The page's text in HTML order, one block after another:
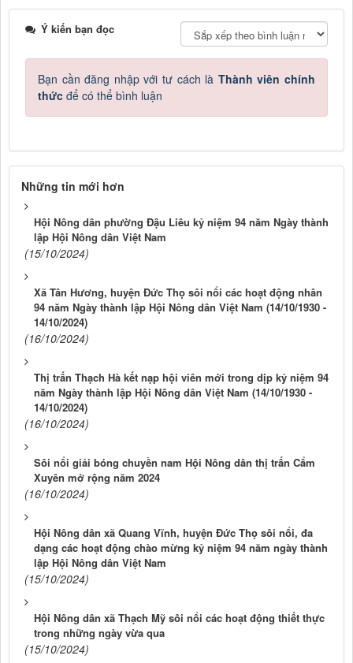
Ý kiến bạn đọc
Bạn cần đăng nhập với tư cách là Thành viên chính
thức để có thể bình luận
Những tin mới hơn
Hội Nông dân phường Đậu Liêu kỷ niệm 94 năm Ngày thành
lập Hội Nông dân Việt Nam
(15/10/2024)
Xã Tân Hương, huyện Đức Thọ sôi nổi các hoạt động nhân
94 năm Ngày thành lập Hội Nông dân Việt Nam (14/10/1930 -
14/10/2024)
(16/10/2024)
Thị trấn Thạch Hà kết nạp hội viên mới trong dịp kỷ niệm 94
năm Ngày thành lập Hội Nông dân Việt Nam (14/10/1930 -
14/10/2024)
(16/10/2024)
Sôi nổi giải bóng chuyền nam Hội Nông dân thị trấn Cẩm
Xuyên mở rộng năm 2024
(16/10/2024)
Hội Nông dân xã Quang Vĩnh, huyện Đức Thọ sôi nổi, đa
dạng các hoạt động chào mừng kỷ niệm 94 năm ngày thành
lập Hội Nông dân Việt Nam
(15/10/2024)
Hội Nông dân xã Thạch Mỹ sôi nổi các hoạt động thiết thực
trong những ngày vừa qua
(15/10/2024)